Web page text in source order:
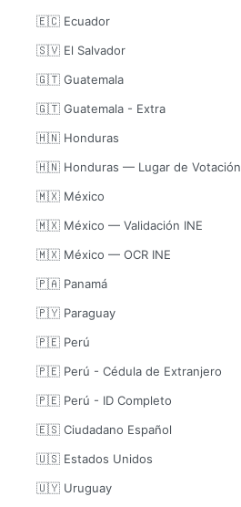
🇪🇨 Ecuador
🇸🇻 El Salvador
🇬🇹 Guatemala
🇬🇹 Guatemala - Extra
🇭🇳 Honduras
🇭🇳 Honduras — Lugar de Votación
🇲🇽 México
🇲🇽 México — Validación INE
🇲🇽 México — OCR INE
🇵🇦 Panamá
🇵🇾 Paraguay
🇵🇪 Perú
🇵🇪 Perú - Cédula de Extranjero
🇵🇪 Perú - ID Completo
🇪🇸 Ciudadano Español
🇺🇸 Estados Unidos
🇺🇾 Uruguay